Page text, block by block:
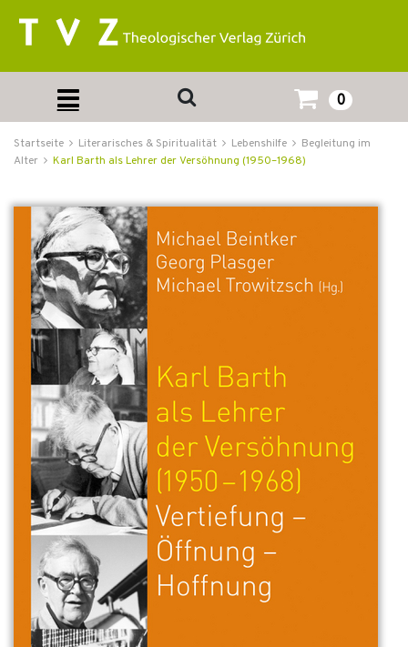
0
Startseite Literarisches & Spiritualität Lebenshilfe
Begleitung im
Alter
Karl Barth als Lehrer der Versöhnung (1950–1968)